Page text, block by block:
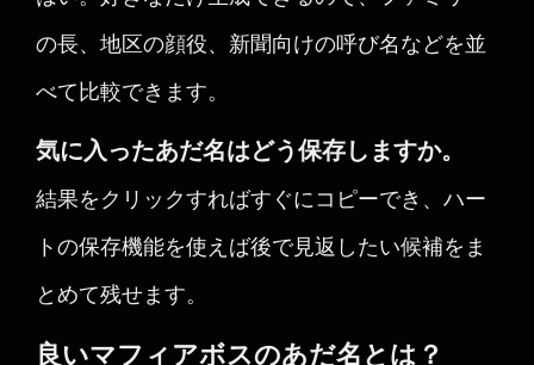
の長、地区の顔役、新聞向けの呼び名などを並
べて比較できます。
気に入ったあだ名はどう保存しますか。
結果をクリックすればすぐにコピーでき、ハー
トの保存機能を使えば後で見返したい候補をま
とめて残せます。
良いマフィアボスのあだ名とは？